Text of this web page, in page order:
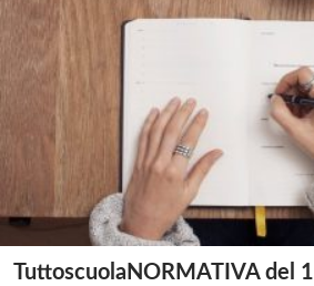
TuttoscuolaNORMATIVA del